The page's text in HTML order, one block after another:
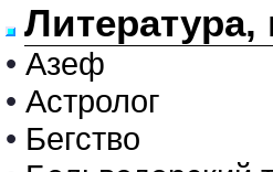
• Азеф
• Астролог
• Бегство